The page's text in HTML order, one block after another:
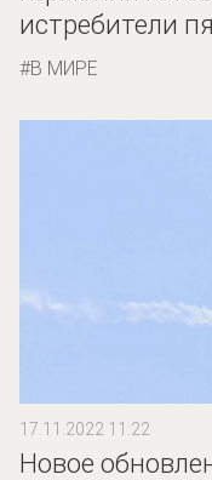
истребители
В МИРЕ
17.11.2022 11:22
Новое